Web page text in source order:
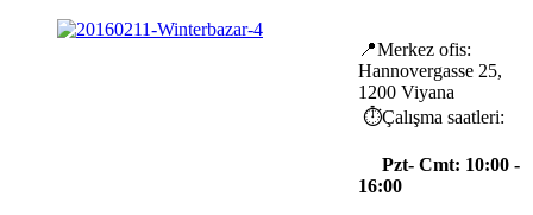
📍Merkez ofis:
Hannovergasse 25,
1200 Viyana
⏱️Çalışma saatleri:
Pzt- Cmt: 10:00 -
16:00